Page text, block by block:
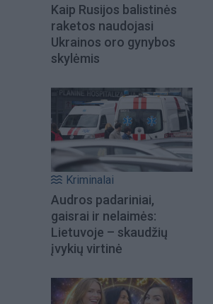
Kaip Rusijos balistinės
raketos naudojasi
Ukrainos oro gynybos
skylėmis
Kriminalai
Audros padariniai,
gaisrai ir nelaimės:
Lietuvoje – skaudžių
įvykių virtinė